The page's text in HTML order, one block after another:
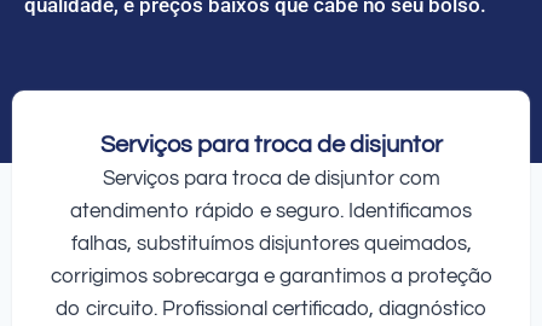
Serviços para troca de disjuntor
Serviços para troca de disjuntor com
atendimento rápido e seguro. Identificamos
falhas, substituímos disjuntores queimados,
corrigimos sobrecarga e garantimos a proteção
do circuito. Profissional certificado, diagnóstico